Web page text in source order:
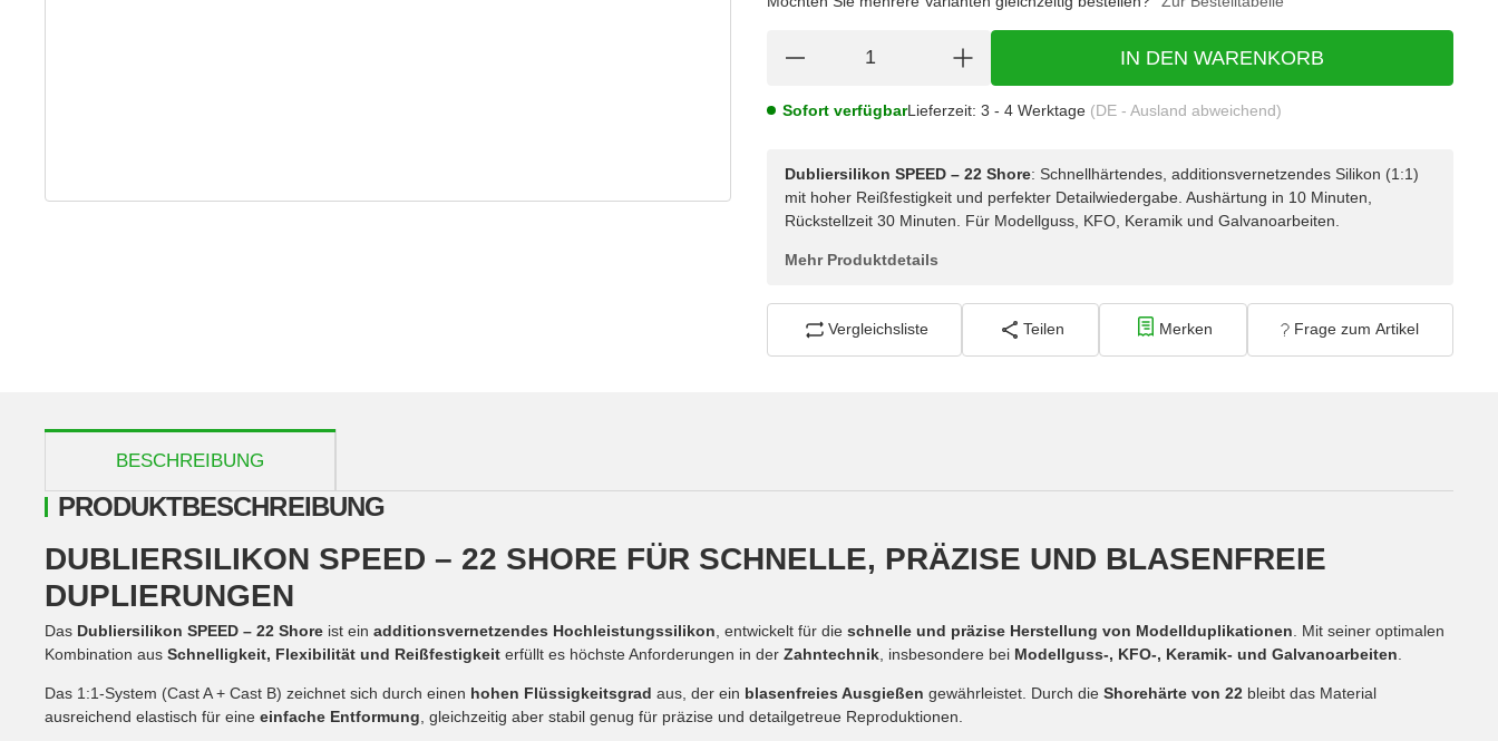
IN DEN WARENKORB
Sofort verfügbarLieferzeit: 3 - 4 Werktage (DE - Ausland abweichend)
Dubliersilikon SPEED – 22 Shore: Schnellhärtendes, additionsvernetzendes Silikon (1:1)
mit hoher Reißfestigkeit und perfekter Detailwiedergabe. Aushärtung in 10 Minuten,
Rückstellzeit 30 Minuten. Für Modellguss, KFO, Keramik und Galvanoarbeiten.
Mehr Produktdetails
Vergleichsliste Teilen Merken Frage zum Artikel
BESCHREIBUNG
PRODUKTBESCHREIBUNG
DUBLIERSILIKON SPEED – 22 SHORE FÜR SCHNELLE, PRÄZISE UND BLASENFREIE
DUPLIERUNGEN
Das Dubliersilikon SPEED – 22 Shore ist ein additionsvernetzendes Hochleistungssilikon , entwickelt für die schnelle und präzise Herstellung von Modellduplikationen . Mit seiner optimalen
Kombination aus Schnelligkeit, Flexibilität und Reißfestigkeit erfüllt es höchste Anforderungen in der Zahntechnik , insbesondere bei Modellguss-, KFO-, Keramik- und Galvanoarbeiten
Das 1:1-System (Cast A + Cast B) zeichnet sich durch einen hohen Flüssigkeitsgrad aus, der ein blasenfreies Ausgießen gewährleistet. Durch die Shorehärte von 22 bleibt das Material
ausreichend elastisch für eine einfache Entformung , gleichzeitig aber stabil genug für präzise und detailgetreue Reproduktionen.